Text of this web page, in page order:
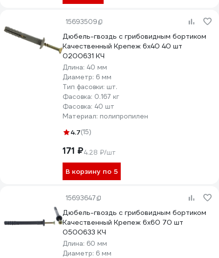
15693509
Дюбель-гвоздь с грибовидным бортиком
Качественный Крепеж 6х40 40 шт
0200631 КЧ
Длина: 40 мм
Диаметр: 6 мм
Тип фасовки: шт.
Фасовка: 0.167 кг
Фасовка: 40 шт
Материал: полипропилен
4.7(15)
171 ₽4.28 ₽/шт
В корзину по 5
15693647
Дюбель-гвоздь с грибовидным бортиком
Качественный Крепеж 6х60 70 шт
0500633 КЧ
Длина: 60 мм
Диаметр: 6 мм